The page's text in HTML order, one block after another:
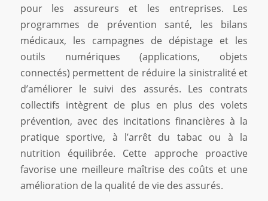
pour les assureurs et les entreprises. Les
programmes de prévention santé, les bilans
médicaux, les campagnes de dépistage et les
outils numériques (applications, objets
connectés) permettent de réduire la sinistralité et
d’améliorer le suivi des assurés. Les contrats
collectifs intègrent de plus en plus des volets
prévention, avec des incitations financières à la
pratique sportive, à l’arrêt du tabac ou à la
nutrition équilibrée. Cette approche proactive
favorise une meilleure maîtrise des coûts et une
amélioration de la qualité de vie des assurés.